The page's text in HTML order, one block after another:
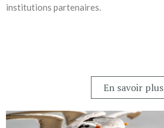
institutions partenaires.
En savoir plus